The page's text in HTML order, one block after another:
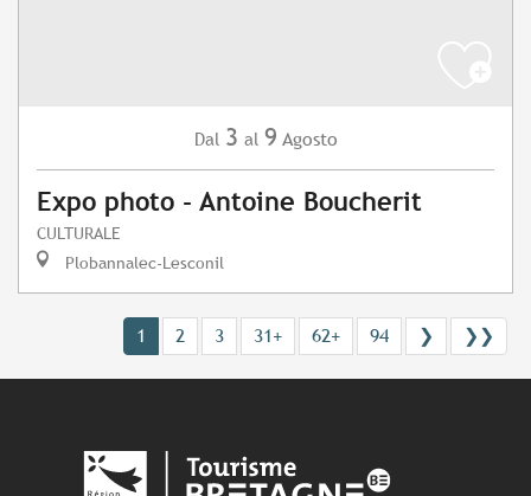
Dal 3 al 9 Agosto
Expo photo - Antoine Boucherit
CULTURALE
Plobannalec-Lesconil
1 2 3 31+ 62+ 94 ❯ ❯❯